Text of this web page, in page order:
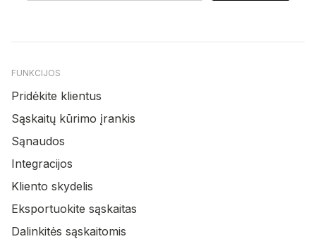
FUNKCIJOS
Pridėkite klientus
Sąskaitų kūrimo įrankis
Sąnaudos
Integracijos
Kliento skydelis
Eksportuokite sąskaitas
Dalinkitės sąskaitomis